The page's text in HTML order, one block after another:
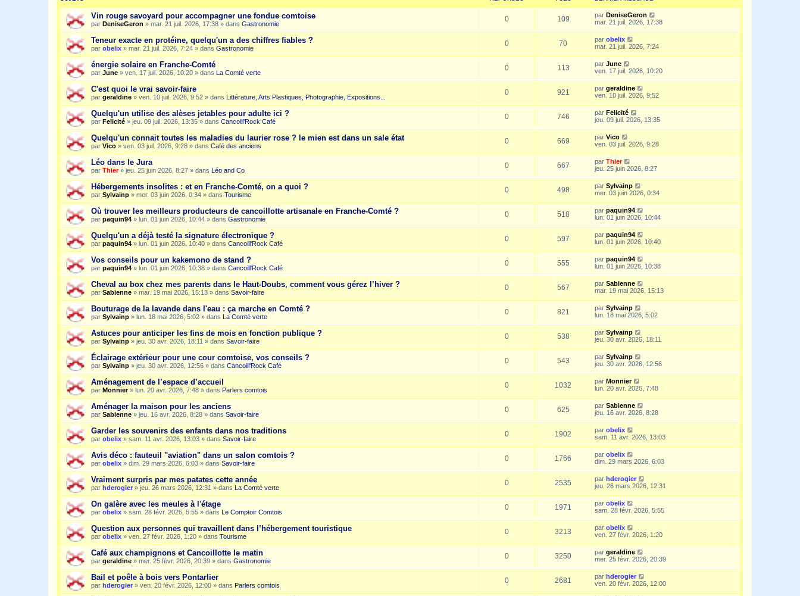
Vin rouge savoyard pour accompagner une fondue comtoise
par DeniseGeron » mar. 21 juil. 2026, 17:38 » dans Gastronomie
0 109 par DeniseGeron
mar. 21 juil. 2026, 17:38
Teneur exacte en protéine, quelqu'un a des chiffres fiables ?
par obelix » mar. 21 juil. 2026, 7:24 » dans Gastronomie
0 70 par obelix
mar. 21 juil. 2026, 7:24
énergie solaire en Franche-Comté
par June » ven. 17 juil. 2026, 10:20 » dans La Comté verte
0 113 par June
ven. 17 juil. 2026, 10:20
C'est quoi le vrai savoir-faire
par geraldine » ven. 10 juil. 2026, 9:52 » dans Littérature, Arts Plastiques, Photographie, Expositions...
0 921 par geraldine
ven. 10 juil. 2026, 9:52
Quelqu'un utilise des alèses jetables pour adulte ici ?
par Felicité » jeu. 09 juil. 2026, 13:35 » dans Cancoill'Rock Café
0 746 par Felicité
jeu. 09 juil. 2026, 13:35
Quelqu'un connait toutes les maladies du laurier rose ? le mien est dans un sale état
par Vico » ven. 03 juil. 2026, 9:28 » dans Café des anciens
0 669 par Vico
ven. 03 juil. 2026, 9:28
Léo dans le Jura
par Thier» jeu. 25 juin 2026, 8:27 » dans Léo and Co
0 667 par Thier
jeu. 25 juin 2026, 8:27
Hébergements insolites : et en Franche-Comté, on a quoi ?
par Sylvainp » mer. 03 juin 2026, 0:34 » dans Tourisme
0 498 par Sylvainp
mer. 03 juin 2026, 0:34
Où trouver les meilleurs producteurs de cancoillotte artisanale en Franche-Comté ?
par paquin94 » lun. 01 juin 2026, 10:44 » dans Gastronomie
0 518 par paquin94
lun. 01 juin 2026, 10:44
Quelqu'un a déjà testé la signature électronique ?
par paquin94 » lun. 01 juin 2026, 10:40 » dans Cancoill'Rock Café
0 597 par paquin94
lun. 01 juin 2026, 10:40
Vos conseils pour un kakemono de stand ?
par paquin94 » lun. 01 juin 2026, 10:38 » dans Cancoill'Rock Café
0 555 par paquin94
lun. 01 juin 2026, 10:38
Cheval au box chez mes parents dans le Haut-Doubs, comment vous gérez l’hiver ?
par Sabienne » mar. 19 mai 2026, 15:13 » dans Savoir-faire
0 567 par Sabienne
mar. 19 mai 2026, 15:13
Bouturage de la lavande dans l'eau : ça marche en Comté ?
par Sylvainp » lun. 18 mai 2026, 5:02 » dans La Comté verte
0 821 par Sylvainp
lun. 18 mai 2026, 5:02
Astuces pour anticiper les fins de mois en fonction publique ?
par Sylvainp » jeu. 30 avr. 2026, 18:11 » dans Savoir-faire
0 538 par Sylvainp
jeu. 30 avr. 2026, 18:11
Éclairage extérieur pour une cour comtoise, vos conseils ?
par Sylvainp » jeu. 30 avr. 2026, 12:56 » dans Cancoill'Rock Café
0 543 par Sylvainp
jeu. 30 avr. 2026, 12:56
Aménagement de l’espace d’accueil
par Monnier» lun. 20 avr. 2026, 7:48 » dans Parlers comtois
0 1032 par Monnier
lun. 20 avr. 2026, 7:48
Aménager la maison pour les anciens
par Sabienne » jeu. 16 avr. 2026, 8:28 » dans Savoir-faire
0 625 par Sabienne
jeu. 16 avr. 2026, 8:28
Garder les souvenirs des enfants dans nos traditions
par obelix » sam. 11 avr. 2026, 13:03 » dans Savoir-faire
0 1902 par obelix
sam. 11 avr. 2026, 13:03
Avis déco : fauteuil "aviation" dans un salon comtois ?
par obelix » dim. 29 mars 2026, 6:03 » dans Savoir-faire
0 1766 par obelix
dim. 29 mars 2026, 6:03
Vraiment surpris par mes patates cette année
par hderogier » jeu. 26 mars 2026, 12:31 » dans La Comté verte
0 2535 par hderogier
jeu. 26 mars 2026, 12:31
On galère avec les meules à l'étage
par obelix » sam. 28 févr. 2026, 5:55 » dans Le Comptoir Comtois
0 1971 par obelix
sam. 28 févr. 2026, 5:55
Question aux personnes qui travaillent dans l’hébergement touristique
par obelix » ven. 27 févr. 2026, 1:20 » dans Tourisme
0 3213 par obelix
ven. 27 févr. 2026, 1:20
Café aux champignons et Cancoillotte le matin
par geraldine » mer. 25 févr. 2026, 20:39 » dans Gastronomie
0 3250 par geraldine
mer. 25 févr. 2026, 20:39
Bail et poêle à bois vers Pontarlier
par hderogier » ven. 20 févr. 2026, 12:00 » dans Parlers comtois
0 2681 par hderogier
ven. 20 févr. 2026, 12:00